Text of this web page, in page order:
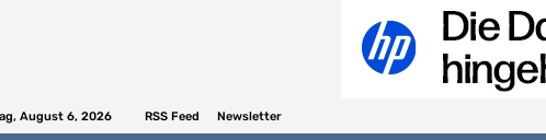
August 6, 2026 RSS Feed Newsletter